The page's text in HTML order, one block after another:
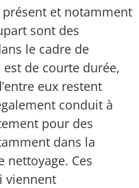
présent et notamment
sont des
le cadre de
de courte durée,
eux restent
conduit à
pour des
dans la
nettoyage. Ces
viennent